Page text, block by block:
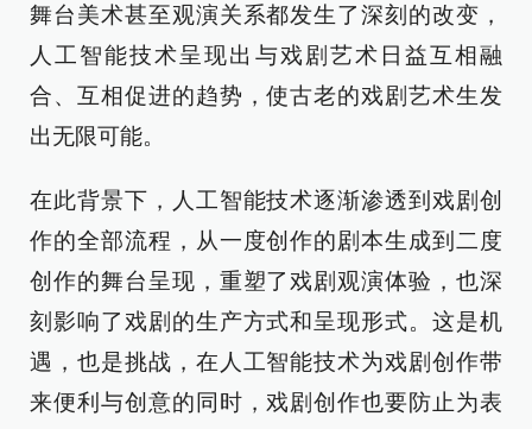
舞台美术甚至观演关系都发生了深刻的改变，
人工智能技术呈现出与戏剧艺术日益互相融
合、互相促进的趋势，使古老的戏剧艺术生发
出无限可能。
在此背景下，人工智能技术逐渐渗透到戏剧创
作的全部流程，从一度创作的剧本生成到二度
创作的舞台呈现，重塑了戏剧观演体验，也深
刻影响了戏剧的生产方式和呈现形式。这是机
遇，也是挑战，在人工智能技术为戏剧创作带
来便利与创意的同时，戏剧创作也要防止为表